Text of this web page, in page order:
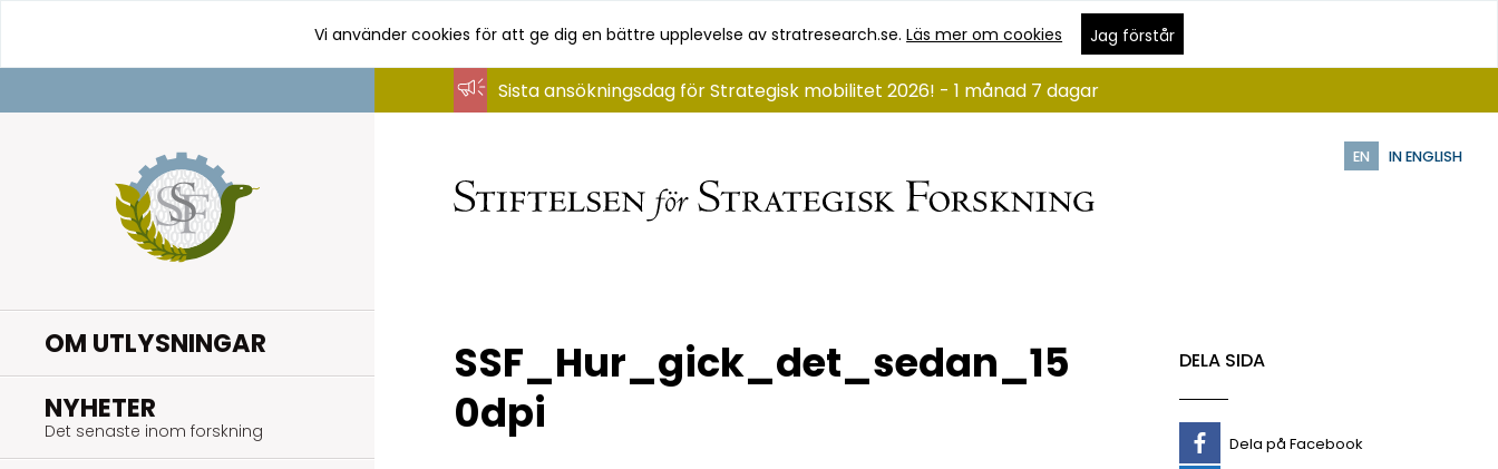
innehåll
Vi använder cookies för att ge dig en bättre upplevelse av stratresearch.se.Läs mer om cookies Jag förstår
EN IN ENGLISH
OM UTLYSNINGAR
NYHETER
Det senaste inom forskning
Sista ansökningsdag för Strategisk mobilitet 2026! - 1 månad 7 dagar
SSF_Hur_gick_det_sedan_15
0dpi
DELA SIDA
Dela på Facebook